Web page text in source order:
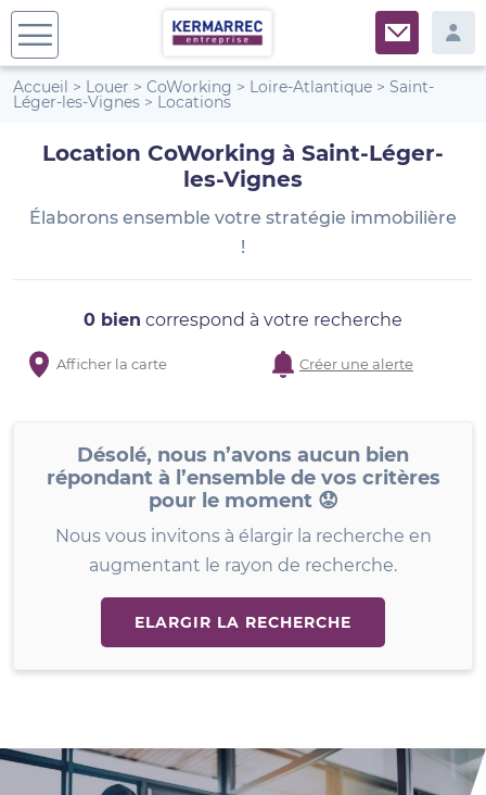
Accueil > Louer > CoWorking > Loire-Atlantique > Saint-
Léger-les-Vignes > Locations
Location CoWorking à Saint-Léger-
les-Vignes
Élaborons ensemble votre stratégie immobilière
!
0 bien correspond à votre recherche
Afficher la carte Créer une alerte
Désolé, nous n’avons aucun bien
répondant à l’ensemble de vos critères
pour le moment 😟
Nous vous invitons à élargir la recherche en
augmentant le rayon de recherche.
ELARGIR LA RECHERCHE